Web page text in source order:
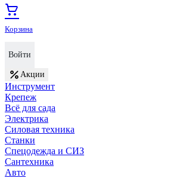
Корзина
Войти
Акции
Инструмент
Крепеж
Всё для сада
Электрика
Силовая техника
Станки
Спецодежда и СИЗ
Сантехника
Авто